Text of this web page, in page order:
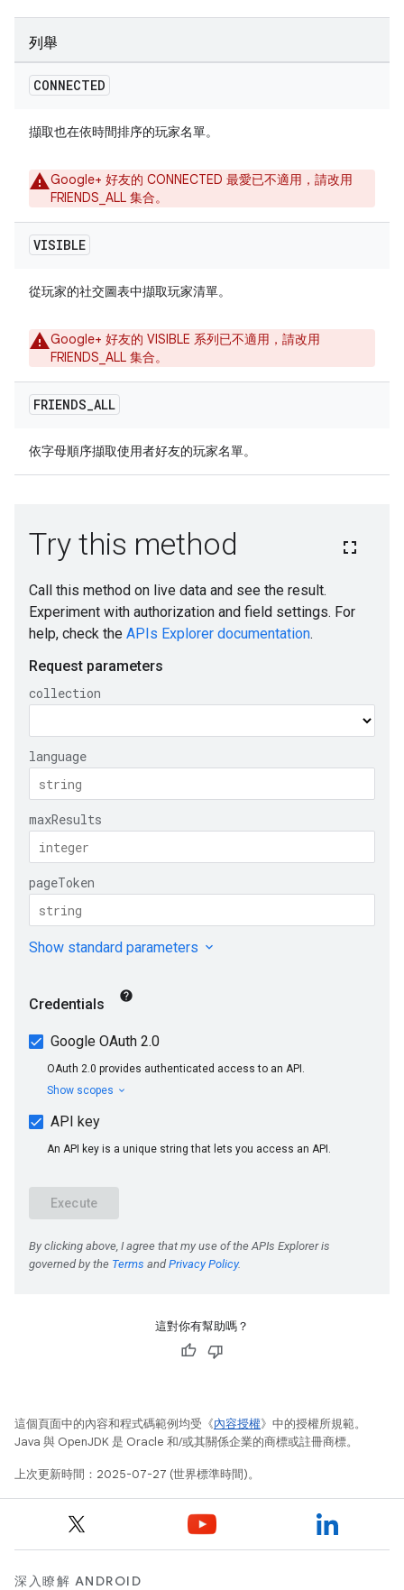
列舉
CONNECTED
擷取也在依時間排序的玩家名單。
Google+ 好友的 CONNECTED 最愛已不適用，請改用
FRIENDS_ALL 集合。
VISIBLE
從玩家的社交圖表中擷取玩家清單。
Google+ 好友的 VISIBLE 系列已不適用，請改用
FRIENDS_ALL 集合。
FRIENDS_ALL
依字母順序擷取使用者好友的玩家名單。
這對你有幫助嗎？
這個頁面中的內容和程式碼範例均受《內容授權》中的授權所規範。
Java 與 OpenJDK 是 Oracle 和/或其關係企業的商標或註冊商標。
上次更新時間：2025-07-27 (世界標準時間)。
深入瞭解 ANDROID